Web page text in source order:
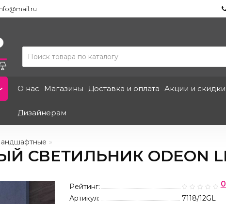
О нас Магазины Доставка и оплата Акции и скидки
Дизайнерам
ODEON
Рейтинг:
Артикул:
7118/12GL